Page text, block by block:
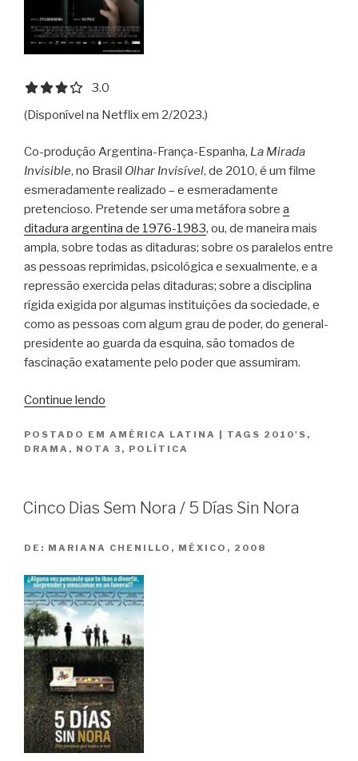
3.0 out of 5.0 stars
3.0
(Disponível na Netflix em 2/2023.)
Co-produção Argentina-França-Espanha, La Mirada
Invisible, no Brasil Olhar Invisível, de 2010, é um filme
esmeradamente realizado – e esmeradamente
pretencioso. Pretende ser uma metáfora sobre a
ditadura argentina de 1976-1983, ou, de maneira mais
ampla, sobre todas as ditaduras; sobre os paralelos entre
as pessoas reprimidas, psicológica e sexualmente, e a
repressão exercida pelas ditaduras; sobre a disciplina
rígida exigida por algumas instituições da sociedade, e
como as pessoas com algum grau de poder, do general-
presidente ao guarda da esquina, são tomados de
fascinação exatamente pelo poder que assumiram.
Continue lendo
La
POSTADO EM AMÉRICA LATINA TAGS 2010'S ,
DRAMA , NOTA 3 , POLÍTICA
Cinco Dias Sem Nora / 5 Días Sin Nora
DE: MARIANA CHENILLO, MÉXICO, 2008